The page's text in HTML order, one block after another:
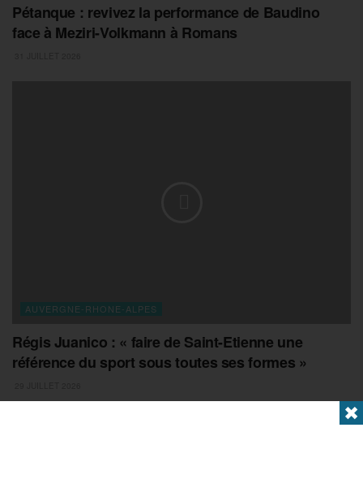
Pétanque : revivez la performance de Baudino
face à Meziri-Volkmann à Romans
AUVERGNE-RHONE-ALPES
Régis Juanico : « faire de Saint-Etienne une
référence du sport sous toutes ses formes »
✖